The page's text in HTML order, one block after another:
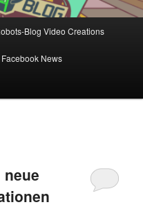
Blog Video Creations
News
neue